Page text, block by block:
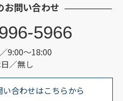
お問い合わせ
9:00～18:00
／無し
5966
合わせはこちらから